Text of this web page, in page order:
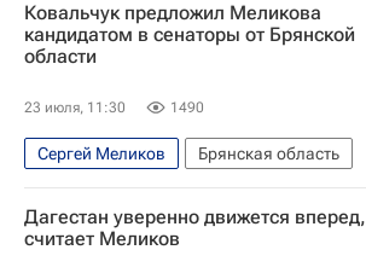
Ковальчук предложил Меликова
кандидатом в сенаторы от Брянской
области
23 июля, 11:30 1490
Сергей Меликов
Брянская область
Егор Ковальчук
Дагестан уверенно движется вперед,
считает Меликов